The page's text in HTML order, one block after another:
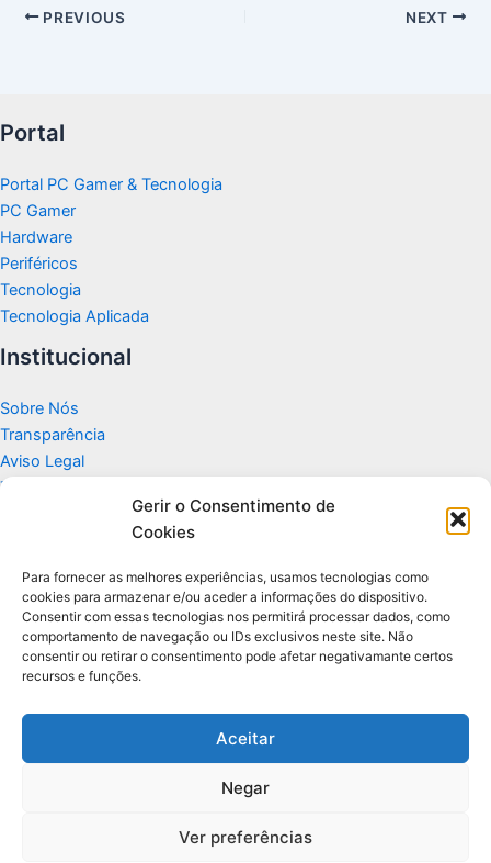
Gerir o Consentimento de
Cookies
Para fornecer as melhores experiências, usamos tecnologias como
cookies para armazenar e/ou aceder a informações do dispositivo.
Consentir com essas tecnologias nos permitirá processar dados, como
comportamento de navegação ou IDs exclusivos neste site. Não
consentir ou retirar o consentimento pode afetar negativamante certos
recursos e funções.
Aceitar
Negar
Ver preferências
PREVIOUS NEXT
Portal
Portal PC Gamer & Tecnologia
PC Gamer
Hardware
Periféricos
Tecnologia
Tecnologia Aplicada
Institucional
Sobre Nós
Transparência
Aviso Legal
Termos de Uso
Politicas de Privacidade e Cookies
Apoio
Glossário de Tecnologia
Portal editorial independente sobre tecnologia, PC Gamer e guias
© 2026 Para Você Fazer - Desenvolvido por